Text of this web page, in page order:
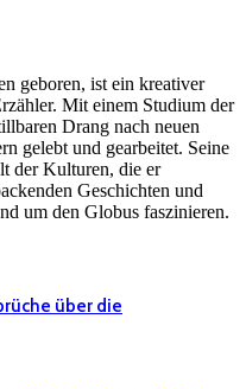
geboren, ist ein kreativer
Mit einem Studium der
Drang nach neuen
gelebt und gearbeitet. Seine
der Kulturen, die er
Geschichten und
um den Globus faszinieren.
über die